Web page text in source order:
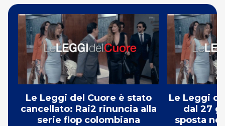
Le Leggi del Cuore è stato
cancellato: Rai2 rinuncia alla
serie flop colombiana
Le Leggi
dal 27
sposta